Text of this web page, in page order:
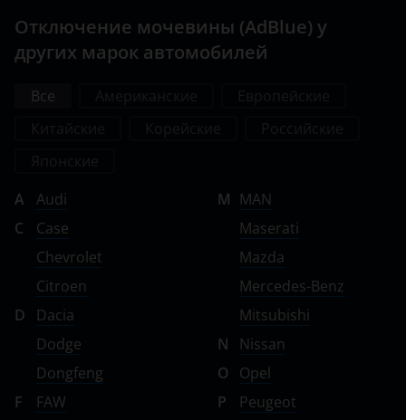
Отключение мочевины (AdBlue) у
других марок автомобилей
Все
A
Audi
C
Case
Chevrolet
Citroen
D
Dacia
Dodge
Dongfeng
F
FAW
M MAN
Maserati
Mazda
Mercedes-Benz
Mitsubishi
N
Nissan
O
Opel
P
Peugeot